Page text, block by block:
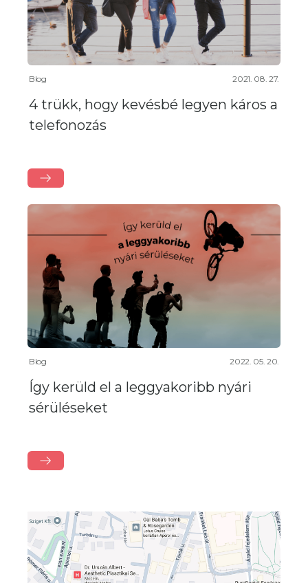
Blog 2021. 08. 27.
4 trükk, hogy kevésbé legyen káros a
telefonozás
Blog 2022. 05. 20.
Így kerüld el a leggyakoribb nyári
sérüléseket